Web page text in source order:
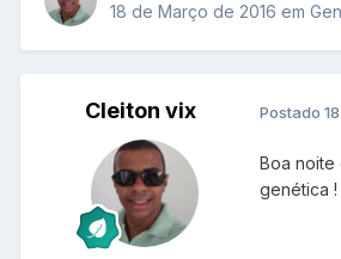
18 de Março de 2016 em
Cleiton vix Postado
Boa noite
genética !